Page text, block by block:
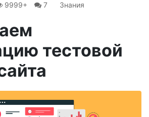
9999+ 7 Знания
тестовой